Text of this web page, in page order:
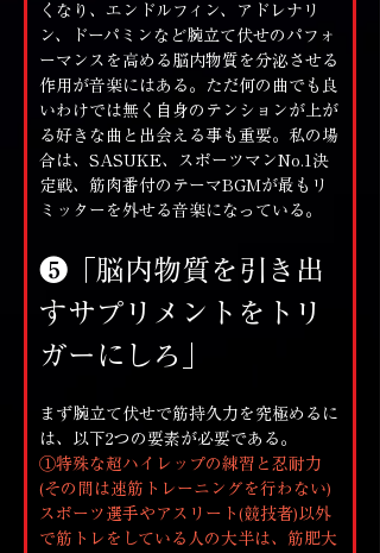
くなり、エンドルフィン、アドレナリ
ン、ドーパミンなど腕立て伏せのパフォ
ーマンスを高める脳内物質を分泌させる
作用が音楽にはある。ただ何の曲でも良
いわけでは無く自身のテンションが上が
る好きな曲と出会える事も重要。私の場
合は、SASUKE、スポーツマンNo.1決
定戦、筋肉番付のテーマBGMが最もリ
ミッターを外せる音楽になっている。
❺「脳内物質を引き出
すサプリメントをトリ
ガーにしろ」
まず腕立て伏せで筋持久力を究極めるに
は、以下2つの要素が必要である。
①特殊な超ハイレップの練習と忍耐力
(その間は速筋トレーニングを行わない)
スポーツ選手やアスリート(競技者)以外
で筋トレをしている人の大半は、筋肥大